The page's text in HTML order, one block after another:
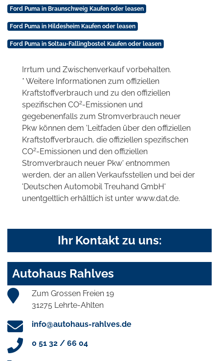
Ford Puma in Braunschweig Kaufen oder leasen
Ford Puma in Hildesheim Kaufen oder leasen
Ford Puma in Soltau-Fallingbostel Kaufen oder leasen
Irrtum und Zwischenverkauf vorbehalten.
* Weitere Informationen zum offiziellen
Kraftstoffverbrauch und zu den offiziellen
spezifischen CO2-Emissionen und
gegebenenfalls zum Stromverbrauch neuer
Pkw können dem 'Leitfaden über den offiziellen
Kraftstoffverbrauch, die offiziellen spezifischen
CO2-Emissionen und den offiziellen
Stromverbrauch neuer Pkw' entnommen
werden, der an allen Verkaufsstellen und bei der
'Deutschen Automobil Treuhand GmbH'
unentgeltlich erhältlich ist unter www.dat.de.
Ihr Kontakt zu uns:
Autohaus Rahlves
Zum Grossen Freien 19
31275 Lehrte-Ahlten
info@autohaus-rahlves.de
0 51 32 / 66 04